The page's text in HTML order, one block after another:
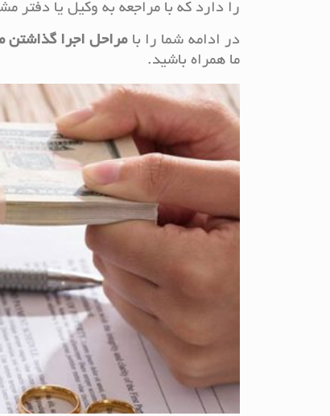
را دارد که با مراجعه به وکیل یا دفتر
در ادامه شما را بامراحل اجرا گذاشتن
ما همراه باشید.